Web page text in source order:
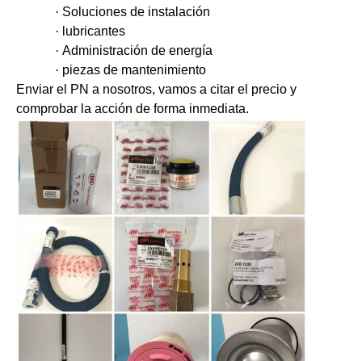
· Soluciones de instalación
· lubricantes
· Administración de energía
· piezas de mantenimiento
Enviar el PN a nosotros, vamos a citar el precio y
comprobar la acción de forma inmediata.